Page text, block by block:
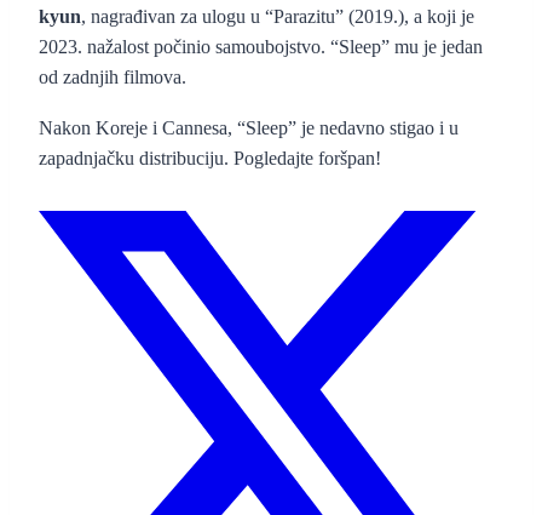
kyun, nagrađivan za ulogu u “Parazitu” (2019.), a koji je
2023. nažalost počinio samoubojstvo. “Sleep” mu je jedan
od zadnjih filmova.
Nakon Koreje i Cannesa, “Sleep” je nedavno stigao i u
zapadnjačku distribuciju. Pogledajte foršpan!